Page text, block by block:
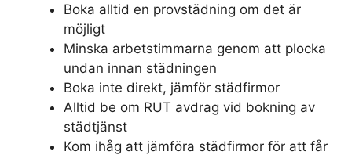
Boka alltid en provstädning om det är
möjligt
Minska arbetstimmarna genom att plocka
undan innan städningen
Boka inte direkt, jämför städfirmor
Alltid be om RUT avdrag vid bokning av
städtjänst
Kom ihåg att jämföra städfirmor för att får